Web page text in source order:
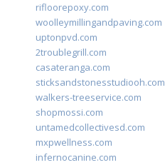
rifloorepoxy.com
woolleymillingandpaving.com
uptonpvd.com
2troublegrill.com
casateranga.com
sticksandstonesstudiooh.com
walkers-treeservice.com
shopmossi.com
untamedcollectivesd.com
mxpwellness.com
infernocanine.com